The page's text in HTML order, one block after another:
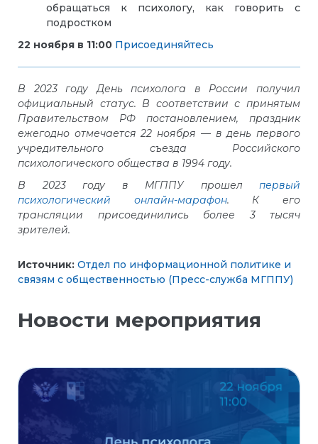
обращаться к психологу, как говорить с
подростком
22 ноября в 11:00 Присоединяйтесь
В 2023 году День психолога в России получил
официальный статус. В соответствии с принятым
Правительством РФ постановлением, праздник
ежегодно отмечается 22 ноября — в день первого
учредительного съезда Российского
психологического общества в 1994 году.
В 2023 году в МГППУ прошел
первый
психологический онлайн-марафон. К его
трансляции присоединились более 3 тысяч
зрителей.
Источник: Отдел по информационной политике и
связям с общественностью (Пресс-служба МГППУ)
Новости мероприятия